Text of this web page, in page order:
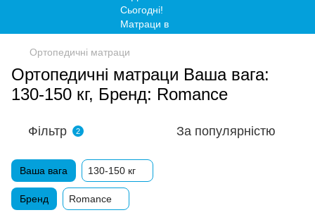
Ортопедичні матраци
Ортопедичні матраци Ваша вага:
130-150 кг, Бренд: Romance
Фільтр 2 За популярністю
Ваша вага 130-150 кг
Бренд Romance